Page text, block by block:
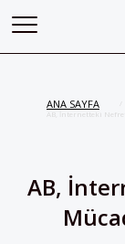
ANA SAYFA
AB, İnternetteki
AB,